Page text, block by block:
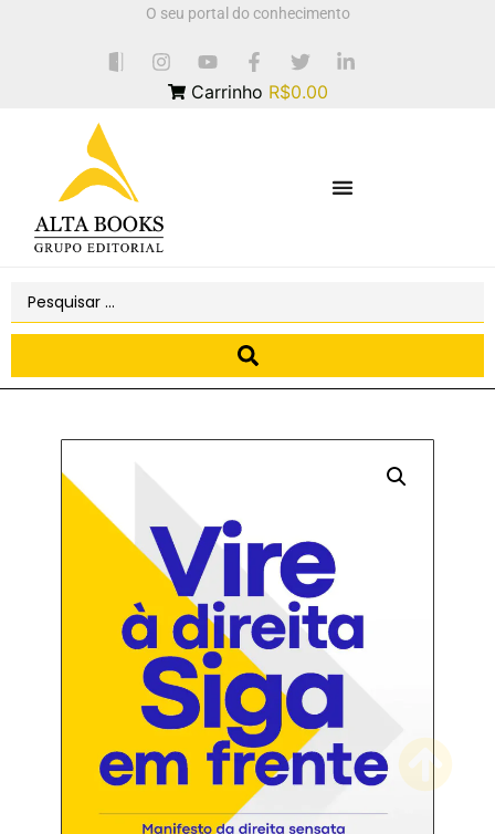
O seu portal do conhecimento
Carrinho R$0.00